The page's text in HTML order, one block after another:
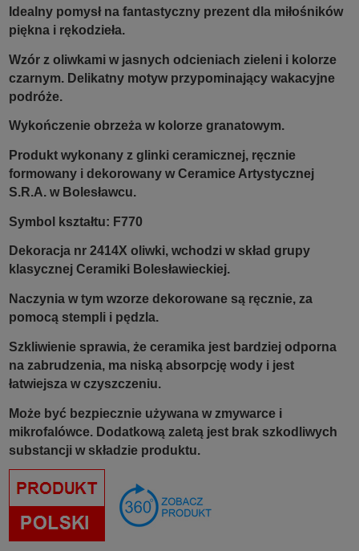
Idealny pomysł na fantastyczny prezent dla miłośników
piękna i rękodzieła.
Wzór z oliwkami w jasnych odcieniach zieleni i kolorze
czarnym. Delikatny motyw przypominający wakacyjne
podróże.
Wykończenie obrzeża w kolorze granatowym.
Produkt wykonany z glinki ceramicznej, ręcznie
formowany i dekorowany w Ceramice Artystycznej
S.R.A. w Bolesławcu.
Symbol kształtu: F770
Dekoracja nr 2414X oliwki, wchodzi w skład grupy
klasycznej Ceramiki Bolesławieckiej.
Naczynia w tym wzorze dekorowane są ręcznie, za
pomocą stempli i pędzla.
Szkliwienie sprawia, że ceramika jest bardziej odporna
na zabrudzenia, ma niską absorpcję wody i jest
łatwiejsza w czyszczeniu.
Może być bezpiecznie używana w zmywarce i
mikrofalówce. Dodatkową zaletą jest brak szkodliwych
substancji w składzie produktu.